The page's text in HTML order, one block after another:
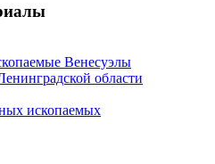
Венесуэлы
области
ископаемых